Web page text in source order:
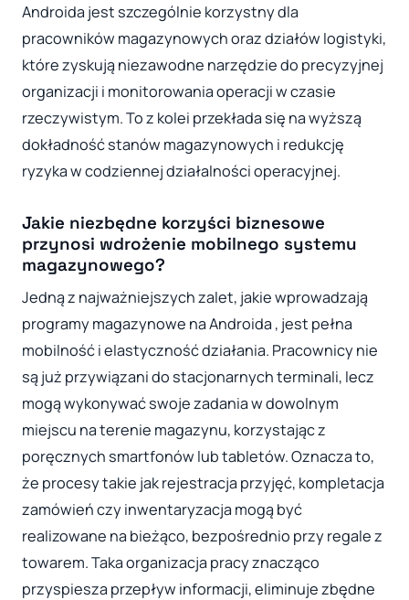
Androida jest szczególnie korzystny dla
pracowników magazynowych oraz działów logistyki,
które zyskują niezawodne narzędzie do precyzyjnej
organizacji i monitorowania operacji w czasie
rzeczywistym. To z kolei przekłada się na wyższą
dokładność stanów magazynowych i redukcję
ryzyka w codziennej działalności operacyjnej.
Jakie niezbędne korzyści biznesowe
przynosi wdrożenie mobilnego systemu
magazynowego?
Jedną z najważniejszych zalet, jakie wprowadzają
programy magazynowe na Androida , jest pełna
mobilność i elastyczność działania. Pracownicy nie
są już przywiązani do stacjonarnych terminali, lecz
mogą wykonywać swoje zadania w dowolnym
miejscu na terenie magazynu, korzystając z
poręcznych smartfonów lub tabletów. Oznacza to,
że procesy takie jak rejestracja przyjęć, kompletacja
zamówień czy inwentaryzacja mogą być
realizowane na bieżąco, bezpośrednio przy regale z
towarem. Taka organizacja pracy znacząco
przyspiesza przepływ informacji, eliminuje zbędne